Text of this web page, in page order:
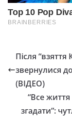
Після “взяття
звернулися
(ВІДЕО)
“Все
згадати”: